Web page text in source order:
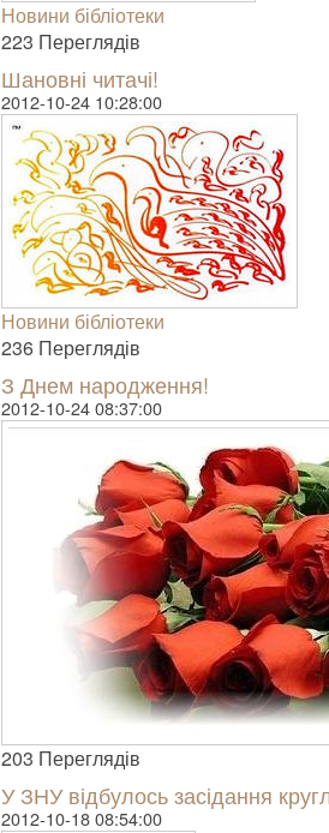
Новини бібліотеки
223 Пере­гля­дів
Шановні читачі!
2012-10-24 10:28:00
Новини бібліотеки
236 Пере­гля­дів
З Днем народження!
2012-10-24 08:37:00
203 Пере­гля­дів
У ЗНУ відбулось засідання
2012-10-18 08:54:00